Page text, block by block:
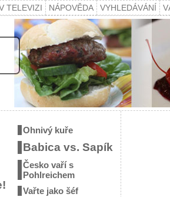
TELEVIZI NÁPOVĚDA VYHLEDÁVÁNÍ
Ohnivý kuře
Babica vs. Sapík
Česko vaří s
Pohlreichem
Vařte jako šéf